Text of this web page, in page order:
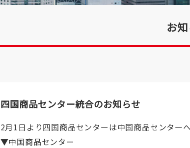
お
四国商品センター統合のお知らせ
2月1日より四国商品センターは中国商品センター
▼中国商品センター